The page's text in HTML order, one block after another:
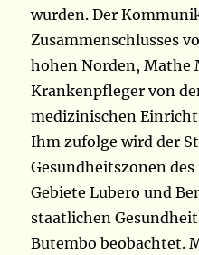
wurden. Der
Zusammenschlusses
hohen Norden, Mathe
Krankenpfleger von
medizinischen
Ihm zufolge wird der
Gesundheitszonen
Gebiete Lubero und
staatlichen
Butembo beobachtet.